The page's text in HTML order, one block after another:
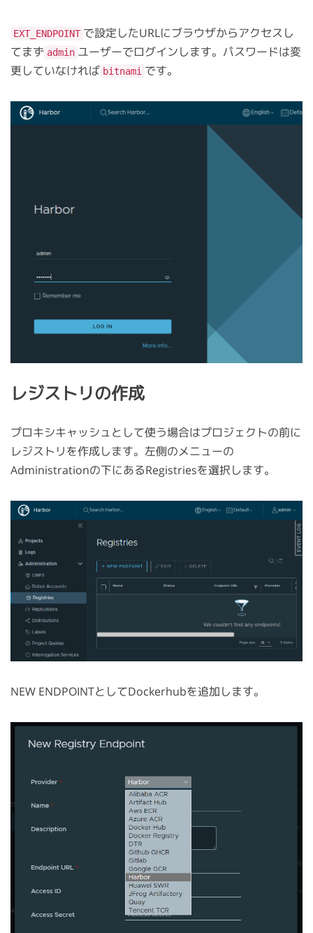
EXT_ENDPOINT で設定したURLにブラウザからアクセスし
てまず admin ユーザーでログインします。パスワードは変
更していなければ bitnami です。
レジストリの作成
プロキシキャッシュとして使う場合はプロジェクトの前に
レジストリを作成します。左側のメニューの
Administrationの下にあるRegistriesを選択します。
NEW ENDPOINTとしてDockerhubを追加します。